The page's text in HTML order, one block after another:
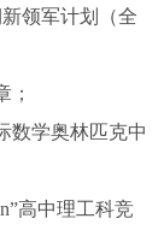
领军计划（全
；
数学奥林匹克中
高中理工科竞